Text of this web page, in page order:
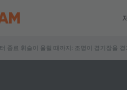
종료 휘슬이 울릴 때까지: 조명이 경기장을